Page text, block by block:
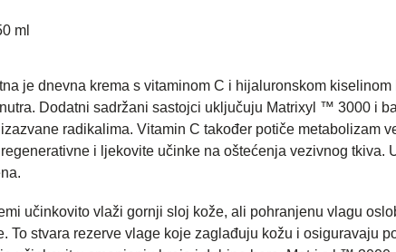
je dnevna krema s vitaminom C i hijaluronskom
Dodatni sadržani sastojci uključuju Matrixyl ™ 3000 i
radikalima. Vitamin C također potiče metabolizam
i ljekovite učinke na oštećenja vezivnog tkiva.
učinkovito vlaži gornji sloj kože, ali pohranjenu vlagu
To stvara rezerve vlage koje zaglađuju kožu i osiguravaju